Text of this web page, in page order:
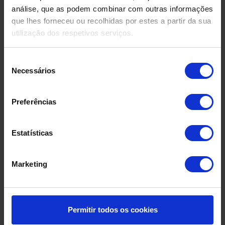
análise, que as podem combinar com outras informações
que lhes forneceu ou recolhidas por estes a partir da sua
utilização dos respetivos serviços.
Necessários
Preferências
Estatísticas
Marketing
Permitir todos os cookies
Produtos Relacionados